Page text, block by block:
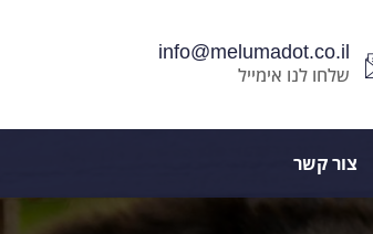
info@melumadot.co.il
שלחו לנו אימייל
צור קשר